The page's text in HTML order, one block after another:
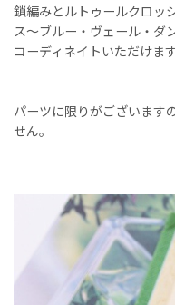
鎖編みとルトゥールクロッ
ス〜ブルー・ヴェール・ダ
コーディネイトいただけま
パーツに限りがございます
せん。